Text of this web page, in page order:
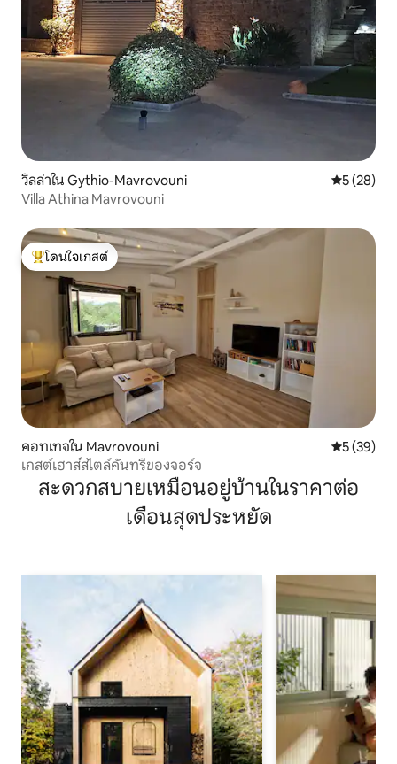
วิลล่าใน Gythio-Mavrovouni คะแนนเฉลี่
5 (28)
Villa Athina Mavrovouni
โดนใจเกสต์ที่สุด
โดนใจเกสต์
คอทเทจใน Mavrovouni คะแนนเฉลี่
5 (39)
เกสต์เฮาส์สไตล์คันทรีของจอร์จ
สะดวกสบายเหมือนอยู่บ้านในราคาต่อ
เดือนสุดประหยัด